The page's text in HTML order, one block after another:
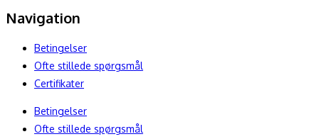
Navigation
Betingelser
Ofte stillede spørgsmål
Certifikater
Betingelser
Ofte stillede spørgsmål